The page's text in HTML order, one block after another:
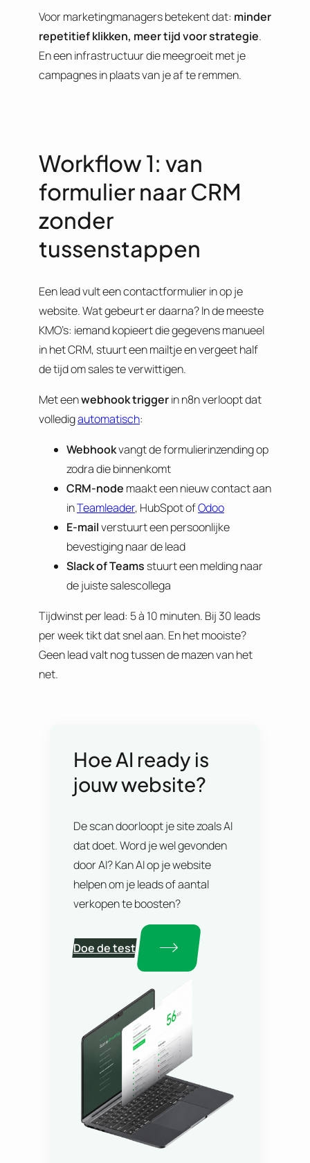
Voor marketingmanagers betekent dat: minder
repetitief klikken, meer tijd voor strategie.
En een infrastructuur die meegroeit met je
campagnes in plaats van je af te remmen.
Workflow 1: van
formulier naar CRM
zonder
tussenstappen
Een lead vult een contactformulier in op je
website. Wat gebeurt er daarna? In de meeste
KMO’s: iemand kopieert die gegevens manueel
in het CRM, stuurt een mailtje en vergeet half
de tijd om sales te verwittigen.
Met eenwebhook triggerin n8n verloopt dat
volledigautomatisch:
Webhookvangt de formulierinzending op
zodra die binnenkomt
CRM-node maakt een nieuw contact aan
inTeamleader, HubSpot ofOdoo
E-mailverstuurt een persoonlijke
bevestiging naar de lead
Slack of Teams stuurt een melding naar
de juiste salescollega
Tijdwinst per lead: 5 à 10 minuten. Bij 30 leads
per week tikt dat snel aan. En het mooiste?
Geen lead valt nog tussen de mazen van het
net.
Hoe AI ready is
jouw website?
De scan doorloopt je site zoals AI
dat doet. Word je wel gevonden
door AI? Kan AI op je website
helpen om je leads of aantal
verkopen te boosten?
Doe de test